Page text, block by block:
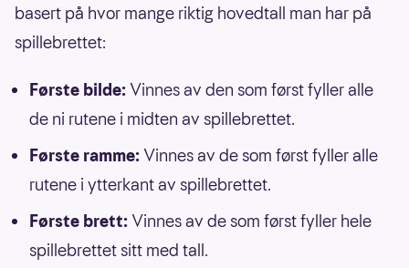
basert på hvor mange riktig hovedtall man har på
spillebrettet:
Første bilde:Vinnes av den som først fyller alle
de ni rutene i midten av spillebrettet.
Første ramme:Vinnes av de som først fyller alle
rutene i ytterkant av spillebrettet.
Første brett:Vinnes av de som først fyller hele
spillebrettet sitt med tall.